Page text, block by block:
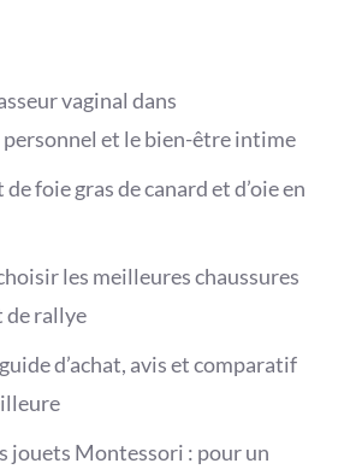
vaginal dans
personnel et le bien-être intime
foie gras de canard et d’oie en
les meilleures chaussures
de rallye
d’achat, avis et comparatif
jouets Montessori : pour un